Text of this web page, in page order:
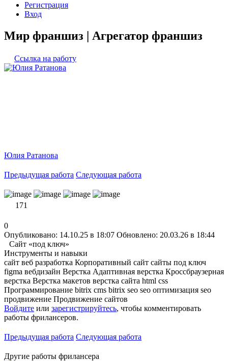
Регистрация
Вход
Мир франшиз | Агрегатор франшиз
Ссылка на работу
Юлия Ратанова
Предыдущая работа Следующая работа
171
0
Опубликовано: 14.10.25 в 18:07 Обновлено: 20.03.26 в 18:44
Сайт «под ключ»
Инструменты и навыки
сайт веб разработка Корпоративный сайт сайты под ключ
figma вебдизайн Верстка Адаптивная верстка Кроссбраузерная
верстка Верстка макетов верстка сайта html css
Программирование bitrix cms bitrix seo seo оптимизация seo
продвижение Продвижение сайтов
Войдите или зарегистрируйтесь, чтобы комментировать
работы фрилансеров.
Предыдущая работа Следующая работа
Другие работы фрилансера